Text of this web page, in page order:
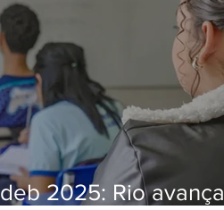
2025: Rio avança